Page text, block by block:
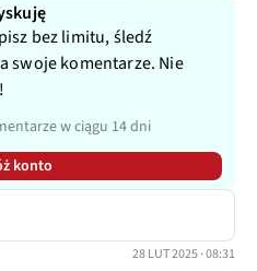
bez limitu, śledź
swoje komentarze. Nie
w ciągu 14 dni
konto
28 LUT 2025 · 08:31